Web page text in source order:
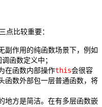
点比较重要：
副作用的纯函数场景下，例如
调函数定义中；
在函数内部操作this会很容
函数外部包一层普通函数，将
地方是简洁。在有多层函数嵌